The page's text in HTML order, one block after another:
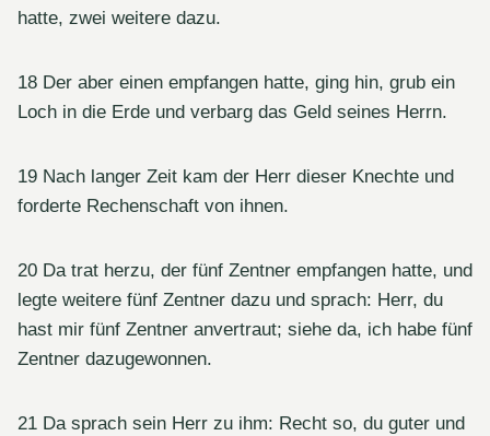
hatte, zwei weitere dazu.
18 Der aber einen empfangen hatte, ging hin, grub ein
Loch in die Erde und verbarg das Geld seines Herrn.
19 Nach langer Zeit kam der Herr dieser Knechte und
forderte Rechenschaft von ihnen.
20 Da trat herzu, der fünf Zentner empfangen hatte, und
legte weitere fünf Zentner dazu und sprach: Herr, du
hast mir fünf Zentner anvertraut; siehe da, ich habe fünf
Zentner dazugewonnen.
21 Da sprach sein Herr zu ihm: Recht so, du guter und